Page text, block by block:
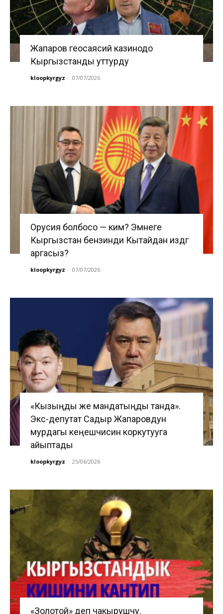
Жапаров геосаясий казинодо
Кыргызстанды уттурду
kloopkyrgyz - 07/07/2026
Орусия болбосо — ким? Эмнеге
Кыргызстан бензинди Кытайдан издөөгө
аргасыз?
kloopkyrgyz - 07/07/2026
«Кызыңды же мандатыңды танда».
Экс-депутат Садыр Жапаровдун
мурдагы кеңешчисин коркутууга
айыптады
kloopkyrgyz - 25/06/2026
«Золотой» деп чакырушчу.